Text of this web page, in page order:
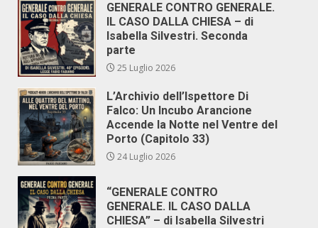
GENERALE CONTRO GENERALE.
IL CASO DALLA CHIESA – di
Isabella Silvestri. Seconda
parte
25 Luglio 2026
L’Archivio dell’Ispettore Di
Falco: Un Incubo Arancione
Accende la Notte nel Ventre del
Porto (Capitolo 33)
24 Luglio 2026
“GENERALE CONTRO
GENERALE. IL CASO DALLA
CHIESA” – di Isabella Silvestri